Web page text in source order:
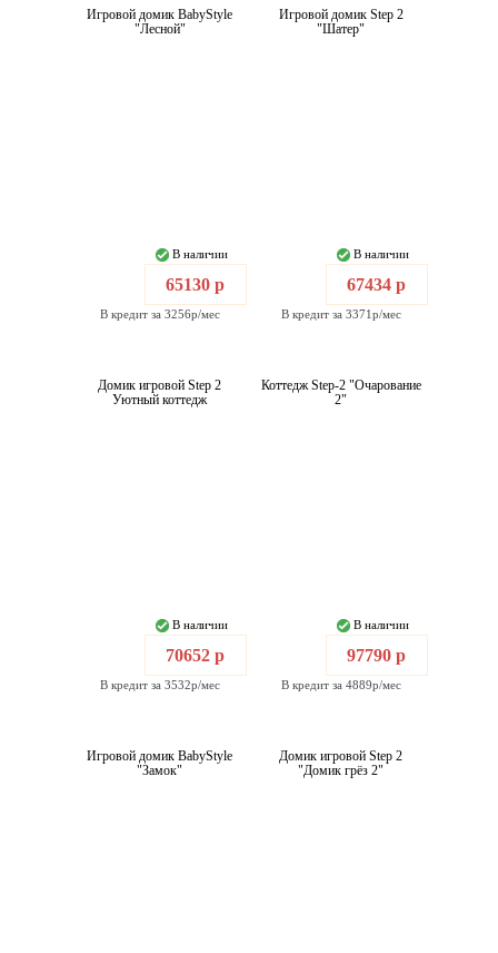
Игровой домик BabyStyle
"Лесной"
В наличии
65130 р
В кредит за 3256р/мес
Игровой домик Step 2
"Шатер"
В наличии
67434 р
В кредит за 3371р/мес
Домик игровой Step 2
Уютный коттедж
В наличии
70652 р
В кредит за 3532р/мес
Коттедж Step-2 "Очарование
2"
В наличии
97790 р
В кредит за 4889р/мес
Игровой домик BabyStyle
"Замок"
Домик игровой Step 2
"Домик грёз 2"